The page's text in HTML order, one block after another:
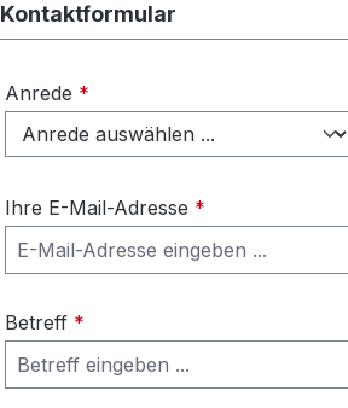
Kontaktformular
Anrede *
Ihre E-Mail-Adresse *
Betreff *